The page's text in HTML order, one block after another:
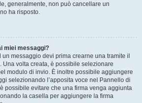
generalmente, non può cancellare un
ha risposto.
miei messaggi?
messaggio devi prima crearne una tramite il
Una volta creata, è possibile selezionare
modulo di invio. È inoltre possibile aggiungere
selezionando l’apposita voce nel Pannello di
possibile evitare che una firma venga aggiunta
la casella per aggiungere la firma